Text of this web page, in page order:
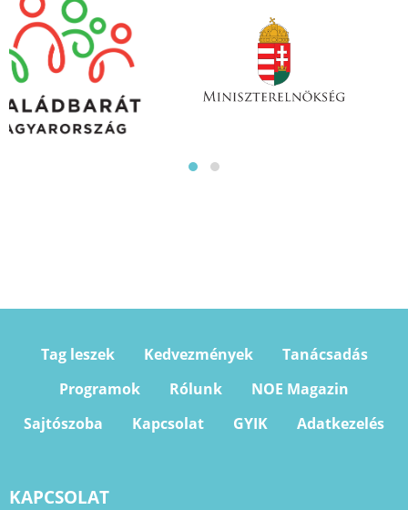
Tag leszek Kedvezmények
Tanácsadás
Programok
Rólunk
NOE Magazin
Sajtószoba
Kapcsolat GYIK Adatkezelés
KAPCSOLAT